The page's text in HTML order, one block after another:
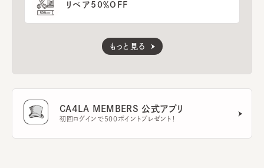
リペア50％OFF
もっと見る
CA4LA MEMBERS 公式アプリ
初回ログインで500ポイントプレゼント！